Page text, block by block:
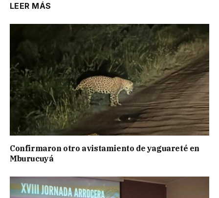
LEER MÁS
Confirmaron otro avistamiento de yaguareté en
Mburucuyá